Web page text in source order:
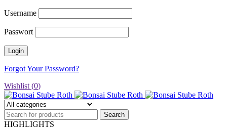
Username
Passwort
Forgot Your Password?
Wishlist (0)
HIGHLIGHTS